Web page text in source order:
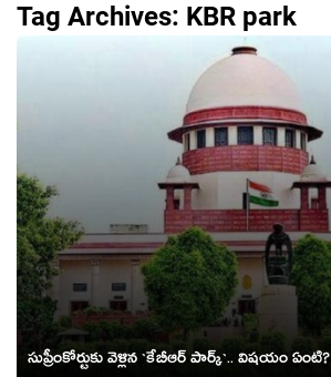
Tag Archives: KBR park
సుప్రీంకోర్టుకు వెళ్లిన `కేబీఆర్ పార్క్‌`.. విష‌యం ఏంటి?